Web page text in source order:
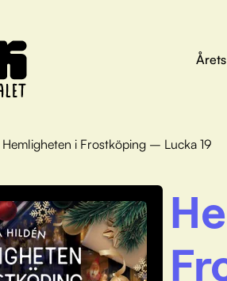
Hemligheten i Frostköping – Lucka 19